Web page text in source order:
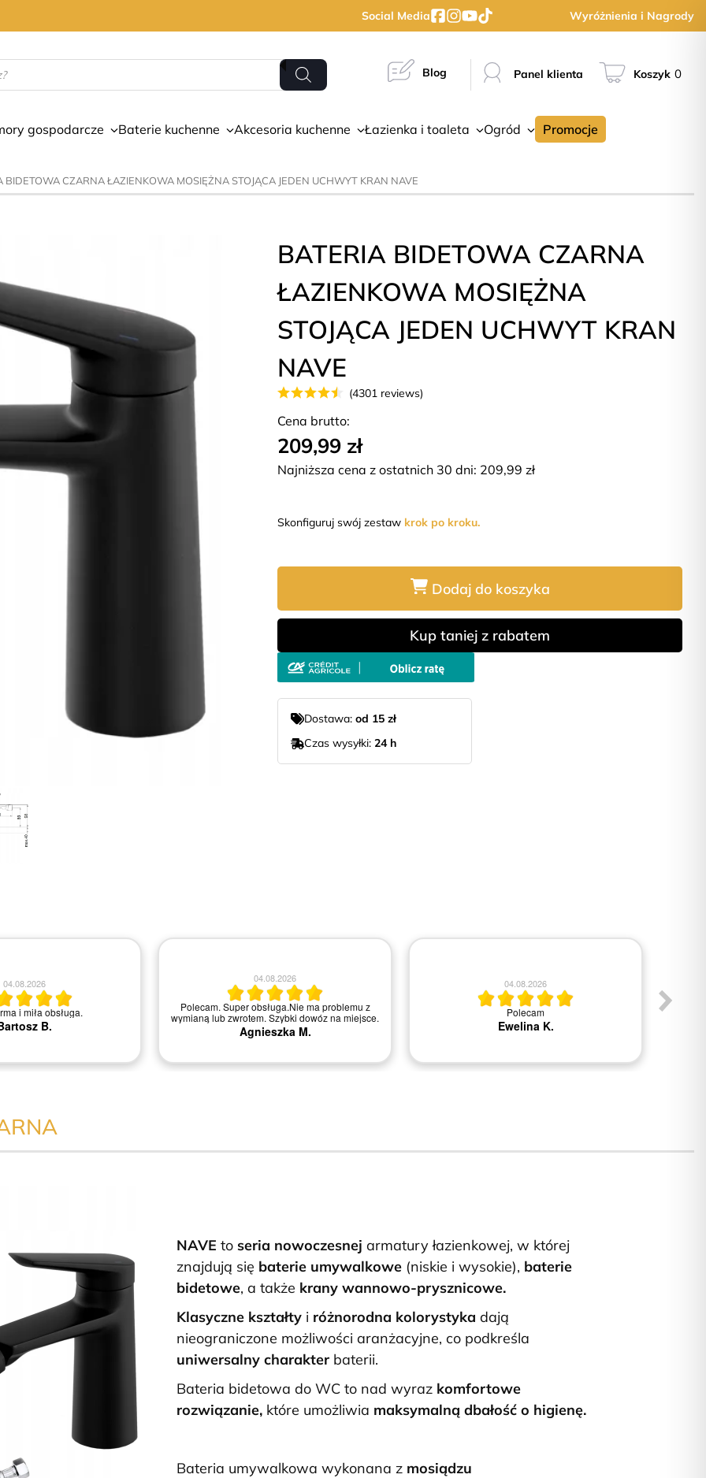
Social Media Wyróżnienia i Nagrody
Blog Panel klienta Koszyk 0
gospodarcze Baterie kuchenne Akcesoria kuchenne Łazienka i toaleta Ogród Promocje
BIDETOWA CZARNA ŁAZIENKOWA MOSIĘŻNA STOJĄCA JEDEN UCHWYT KRAN NAVE
BATERIA BIDETOWA CZARNA
ŁAZIENKOWA MOSIĘŻNA
STOJĄCA JEDEN UCHWYT KRAN
NAVE
(4301 reviews)
Cena brutto:
209,99 zł
Najniższa cena z ostatnich 30 dni: 209,99zł
Skonfiguruj swój zestaw krok po kroku.
Dodaj do koszyka
Kup taniej z rabatem
Dostawa:od 15 zł
Czas wysyłki:24 h
04.08.2026
i miła obsługa.
B.
04.08.2026
Polecam. Super obsługa.Nie ma problemu z
wymianą lub zwrotem. Szybki dowóz na miejsce.
Agnieszka M.
04.08.2026
Polecam
Ewelina K.
NAVE to seria nowoczesnej armatury łazienkowej, w której
znajdują się baterie umywalkowe (niskie i wysokie), baterie
bidetowe, a także krany wannowo-prysznicowe.
Klasyczne kształty i różnorodna kolorystyka dają
nieograniczone możliwości aranżacyjne, co podkreśla
uniwersalny charakter baterii.
Bateria bidetowa do WC to nad wyraz komfortowe
rozwiązanie, które umożliwia maksymalną dbałość o higienę.
Bateria umywalkowa wykonana z mosiądzu